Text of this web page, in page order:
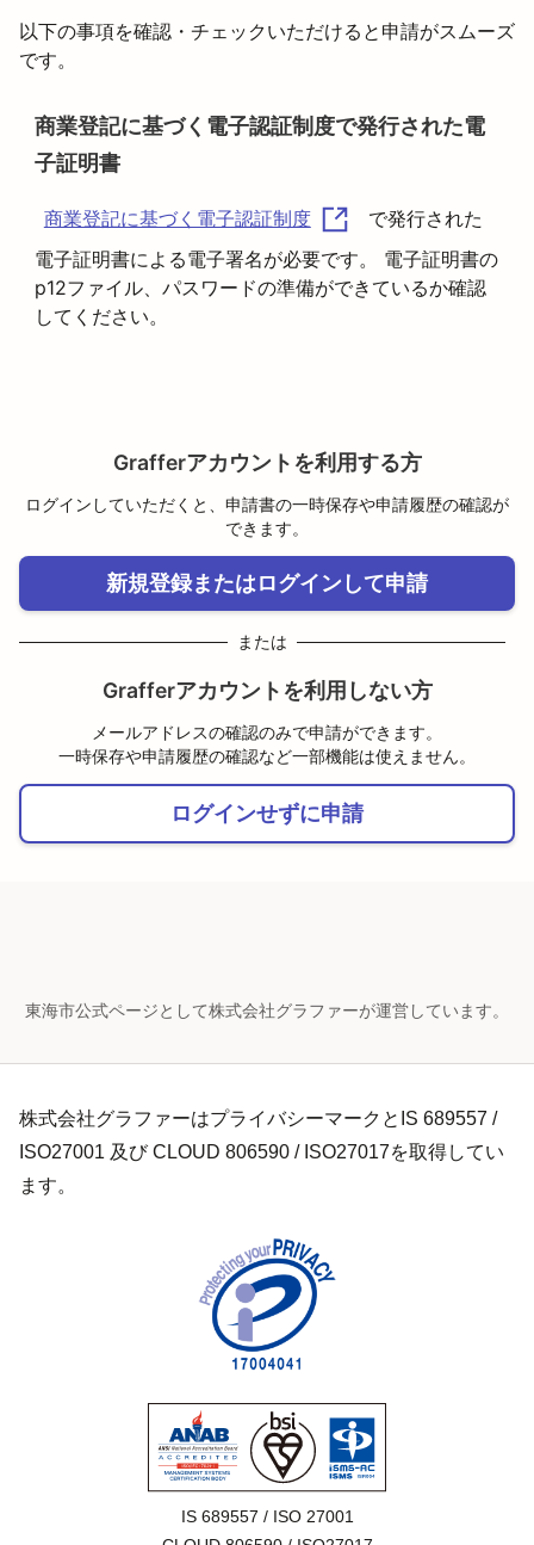
以下の事項を確認・チェックいただけると申請がスムーズ
です。
商業登記に基づく電子認証制度で発行された電
子証明書
商業登記に基づく電子認証制度
で発行された
電子証明書による電子署名が必要です。 電子証明書の
p12ファイル、パスワードの準備ができているか確認
してください。
Grafferアカウントを利用する方
ログインしていただくと、申請書の一時保存や申請履歴の確認が
できます。
新規登録またはログインして申請
または
Grafferアカウントを利用しない方
メールアドレスの確認のみで申請ができます。
一時保存や申請履歴の確認など一部機能は使えません。
ログインせずに申請
東海市公式ページとして株式会社グラファーが運営しています。
株式会社グラファーはプライバシーマークとIS 689557 /
ISO27001 及び CLOUD 806590 / ISO27017を取得してい
ます。
IS 689557 / ISO 27001